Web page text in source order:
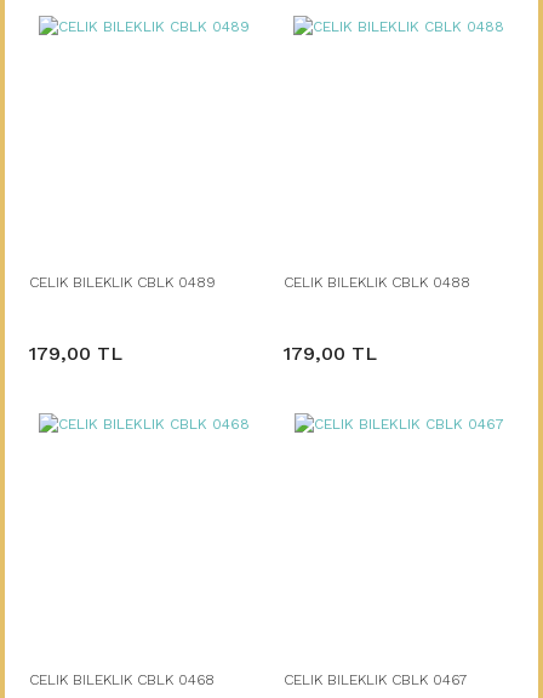
CELIK BILEKLIK CBLK 0489
179,00 TL
CELIK BILEKLIK CBLK 0488
179,00 TL
CELIK BILEKLIK CBLK 0468 CELIK BILEKLIK CBLK 0467